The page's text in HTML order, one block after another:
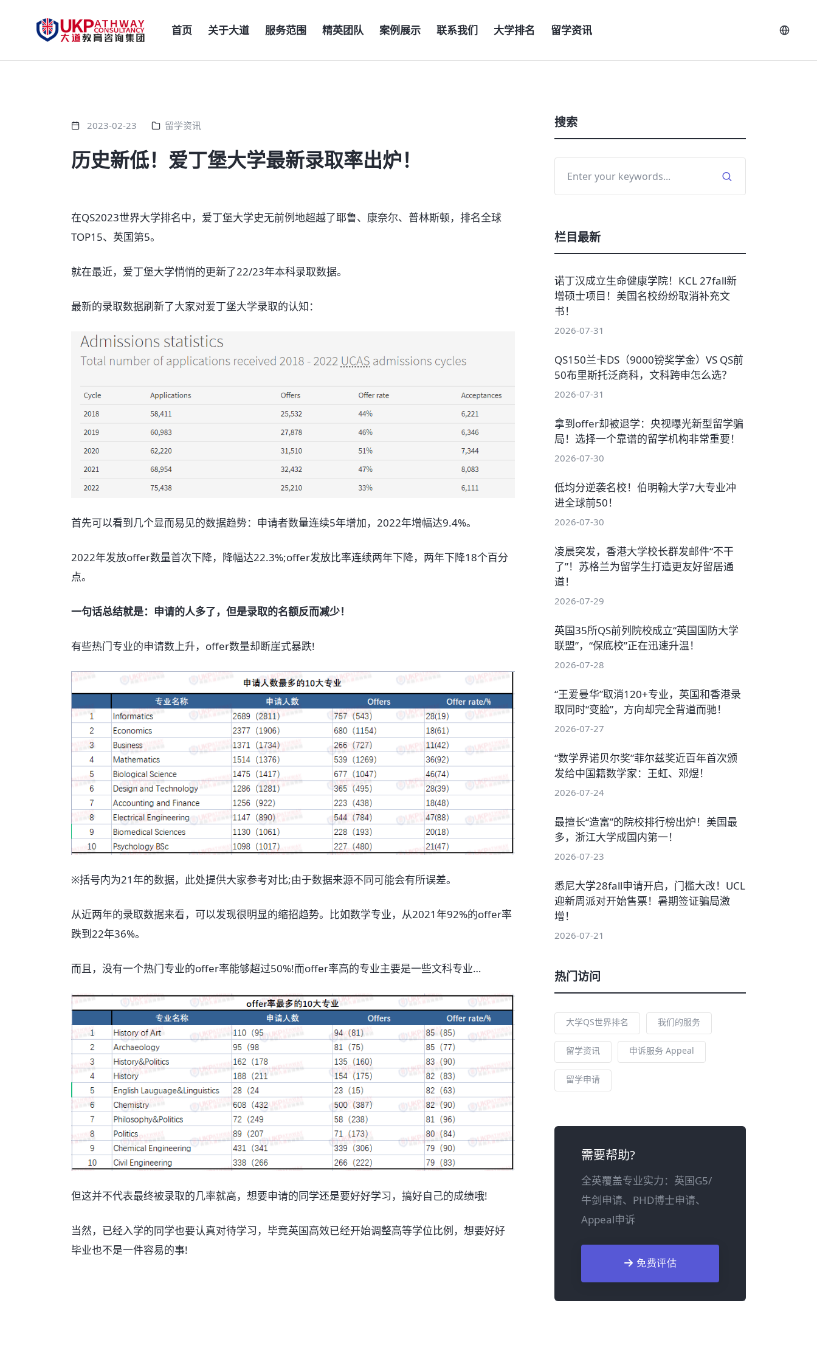
首页 关于大道 服务范围 精英团队 案例展示 联系我们 大学排名 留学资讯
2023-02-23 留学资讯
历史新低！爱丁堡大学最新录取率出炉！
在QS2023世界大学排名中，爱丁堡大学史无前例地超越了耶鲁、康奈尔、普林斯顿，排名全球
TOP15、英国第5。
就在最近，爱丁堡大学悄悄的更新了22/23年本科录取数据。
最新的录取数据刷新了大家对爱丁堡大学录取的认知：
首先可以看到几个显而易见的数据趋势：申请者数量连续5年增加，2022年增幅达9.4%。
2022年发放offer数量首次下降，降幅达22.3%;offer发放比率连续两年下降，两年下降18个百分
点。
一句话总结就是：申请的人多了，但是录取的名额反而减少！
有些热门专业的申请数上升，offer数量却断崖式暴跌!
※括号内为21年的数据，此处提供大家参考对比;由于数据来源不同可能会有所误差。
从近两年的录取数据来看，可以发现很明显的缩招趋势。比如数学专业，从2021年92%的offer率
跌到22年36%。
而且，没有一个热门专业的offer率能够超过50%!而offer率高的专业主要是一些文科专业…
但这并不代表最终被录取的几率就高，想要申请的同学还是要好好学习，搞好自己的成绩哦!
当然，已经入学的同学也要认真对待学习，毕竟英国高效已经开始调整高等学位比例，想要好好
毕业也不是一件容易的事!
搜索
栏目最新
诺丁汉成立生命健康学院！KCL 27fall新
增硕士项目！美国名校纷纷取消补充文
书！
2026-07-31
QS150兰卡DS（9000镑奖学金）VS QS前
50布里斯托泛商科，文科跨申怎么选？
2026-07-31
拿到offer却被退学：央视曝光新型留学骗
局！选择一个靠谱的留学机构非常重要！
2026-07-30
低均分逆袭名校！伯明翰大学7大专业冲
进全球前50！
2026-07-30
凌晨突发，香港大学校长群发邮件“不干
了”！苏格兰为留学生打造更友好留居通
道！
2026-07-29
英国35所QS前列院校成立“英国国防大学
联盟”，“保底校”正在迅速升温！
2026-07-28
“王爱曼华”取消120+专业，英国和香港录
取同时“变脸”，方向却完全背道而驰！
2026-07-27
“数学界诺贝尔奖”菲尔兹奖近百年首次颁
发给中国籍数学家：王虹、邓煜！
2026-07-24
最擅长“造富”的院校排行榜出炉！美国最
多，浙江大学成国内第一！
2026-07-23
悉尼大学28fall申请开启，门槛大改！UCL
迎新周派对开始售票！暑期签证骗局激
增！
2026-07-21
热门访问
大学QS世界排名 我们的服务
留学资讯 申诉服务 Appeal
留学申请
需要帮助?
全英覆盖专业实力：英国G5/
牛剑申请、PHD博士申请、
Appeal申诉
免费评估